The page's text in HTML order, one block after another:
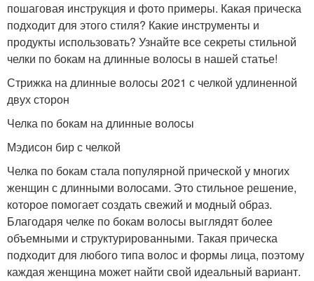
пошаговая инструкция и фото примеры. Какая прическа
подходит для этого стиля? Какие инструменты и
продукты использовать? Узнайте все секреты стильной
челки по бокам на длинные волосы в нашей статье!
Стрижка на длинные волосы 2021 с челкой удлиненной
двух сторон
Челка по бокам на длинные волосы
Мэдисон бир с челкой
Челка по бокам стала популярной прической у многих
женщин с длинными волосами. Это стильное решение,
которое помогает создать свежий и модный образ.
Благодаря челке по бокам волосы выглядят более
объемными и структурированными. Такая прическа
подходит для любого типа волос и формы лица, поэтому
каждая женщина может найти свой идеальный вариант.